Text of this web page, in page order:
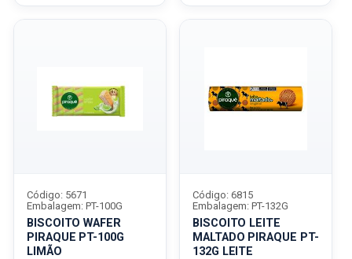
BISCOITO WAFER
PIRAQUE PT-100G
LIMÃO
Código: 5671
Embalagem: PT-100G
BISCOITO LEITE
MALTADO PIRAQUE PT-
132G LEITE
Código: 6815
Embalagem: PT-132G